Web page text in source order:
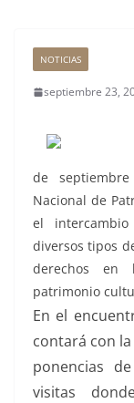
NOTICIAS
septiembre 23,
de
Nacional de
el
diversos tipos
derechos en
patrimonio
En el
contará con
ponencias
visitas